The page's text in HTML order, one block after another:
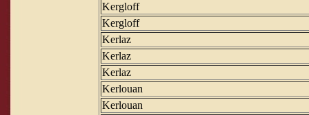
Kergloff
Kergloff
Kerlaz
Kerlaz
Kerlaz
Kerlouan
Kerlouan